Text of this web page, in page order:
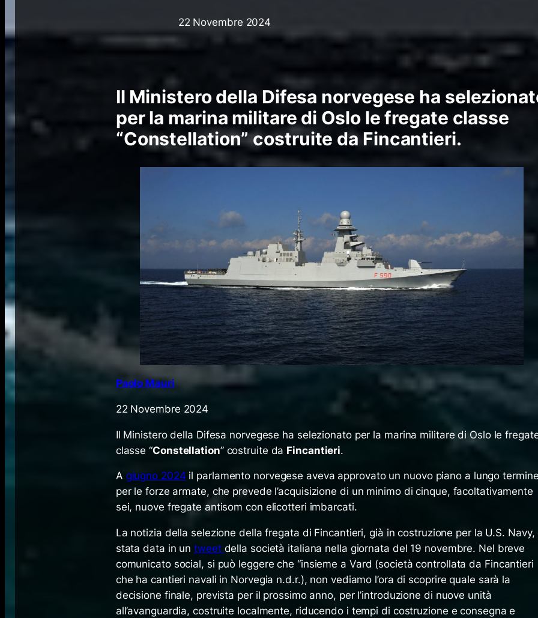
22 Novembre 2024
Il Ministero della Difesa norvegese ha
per la marina militare di Oslo le fregate classe
“Constellation” costruite daFincantieri.
Paolo Mauri
22 Novembre 2024
Il Ministero della Difesa norvegese ha selezionato per la marina militare di Oslo le
classe “Constellation” costruite da Fincantieri.
A giugno 2024 il parlamento norvegese aveva approvato un nuovo piano a lungo
per le forze armate, che prevede l’acquisizione di un minimo di cinque, facoltativamente
sei, nuove fregate antisom con elicotteri imbarcati.
La notizia della selezione della fregata di Fincantieri, già in costruzione per la U.S. Navy,
stata data in untweet della società italiana nella giornata del 19 novembre. Nel breve
comunicato social, si può leggere che “insieme a Vard (società controllata da Fincantieri
che ha cantieri navali in Norvegia n.d.r.), non vediamo l’ora di scoprire quale sarà la
decisione finale, prevista per il prossimo anno, per l’introduzione di nuove unità
all’avanguardia, costruite localmente, riducendo i tempi di costruzione e consegna e